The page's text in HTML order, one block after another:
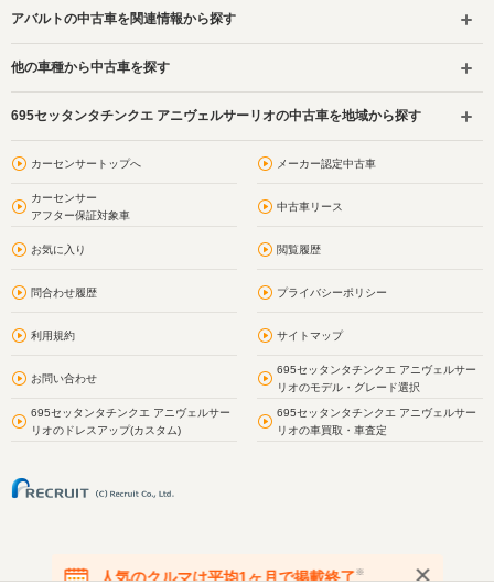
アバルトの中古車を関連情報から探す
他の車種から中古車を探す
695セッタンタチンクエ アニヴェルサーリオの中古車を地域から探す
カーセンサートップへ メーカー認定中古車
カーセンサー
アフター保証対象車
中古車リース
お気に入り 閲覧履歴
問合わせ履歴 プライバシーポリシー
利用規約 サイトマップ
お問い合わせ
695セッタンタチンクエ アニヴェルサー
リオのモデル・グレード選択
695セッタンタチンクエ アニヴェルサー
リオのドレスアップ(カスタム)
695セッタンタチンクエ アニヴェルサー
リオの車買取・車査定
人気のクルマは平均1ヶ月で掲載終了※